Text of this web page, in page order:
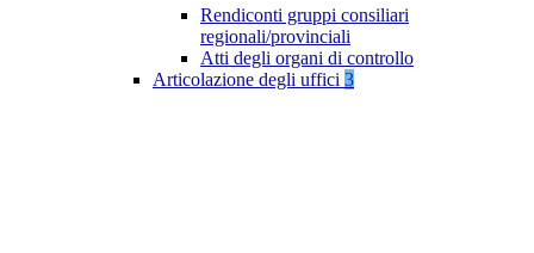
Rendiconti gruppi consiliari
regionali/provinciali
Atti degli organi di controllo
Articolazione degli uffici 3